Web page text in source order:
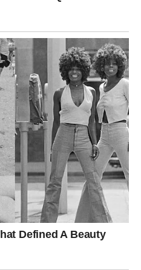
ili zajednički
veoma dugo.
liječi srce i vraća vjeru da
2
par, tvoje ljeto bi moglo
nisi očekivao/la.
ponovo pojaviti. Osoba o
čak i kada to ne želiš